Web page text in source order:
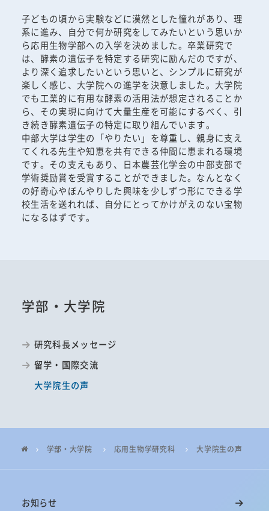
子どもの頃から実験などに漠然とした憧れがあり、理
系に進み、自分で何か研究をしてみたいという思いか
ら応用生物学部への入学を決めました。卒業研究で
は、酵素の遺伝子を特定する研究に励んだのですが、
より深く追求したいという思いと、シンプルに研究が
楽しく感じ、大学院への進学を決意しました。大学院
でも工業的に有用な酵素の活用法が想定されることか
ら、その実現に向けて大量生産を可能にするべく、引
き続き酵素遺伝子の特定に取り組んでいます。
中部大学は学生の「やりたい」を尊重し、親身に支え
てくれる先生や知恵を共有できる仲間に恵まれる環境
です。その支えもあり、日本農芸化学会の中部支部で
学術奨励賞を受賞することができました。なんとなく
の好奇心やぼんやりした興味を少しずつ形にできる学
校生活を送れれば、自分にとってかけがえのない宝物
になるはずです。
学部・大学院
研究科長メッセージ
留学・国際交流
大学院生の声
学部・大学院 応用生物学研究科 大学院生の声
お知らせ